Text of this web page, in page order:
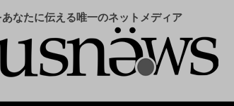
なたに伝える唯一のネットメディア